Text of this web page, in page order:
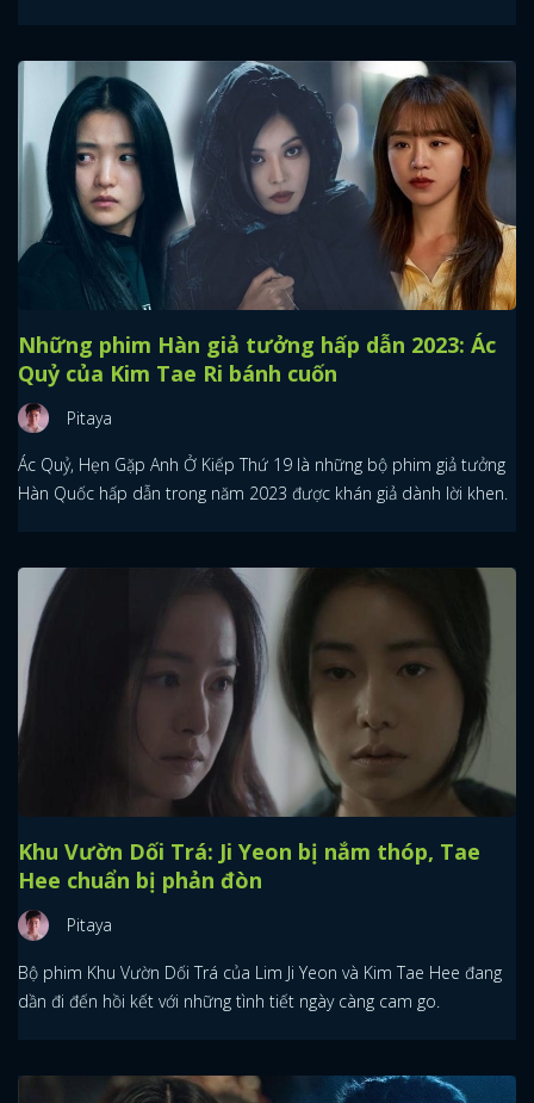
Những phim Hàn giả tưởng hấp dẫn 2023: Ác
Quỷ của Kim Tae Ri bánh cuốn
Pitaya
Ác Quỷ, Hẹn Gặp Anh Ở Kiếp Thứ 19 là những bộ phim giả tưởng
Hàn Quốc hấp dẫn trong năm 2023 được khán giả dành lời khen.
Khu Vườn Dối Trá: Ji Yeon bị nắm thóp, Tae
Hee chuẩn bị phản đòn
Pitaya
Bộ phim Khu Vườn Dối Trá của Lim Ji Yeon và Kim Tae Hee đang
dần đi đến hồi kết với những tình tiết ngày càng cam go.